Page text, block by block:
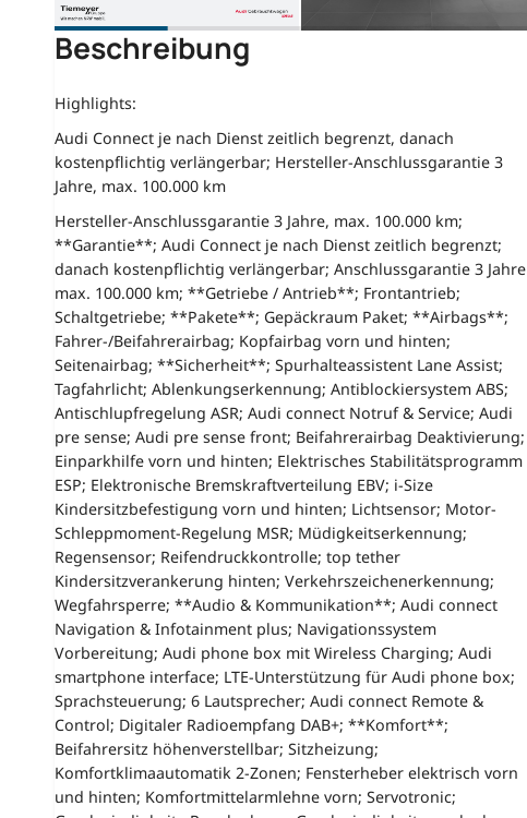
Beschreibung
Highlights:
Audi Connect je nach Dienst zeitlich begrenzt, danach
kostenpflichtig verlängerbar; Hersteller-Anschlussgarantie 3
Jahre, max. 100.000 km
Hersteller-Anschlussgarantie 3 Jahre, max. 100.000 km;
**Garantie**; Audi Connect je nach Dienst zeitlich begrenzt;
danach kostenpflichtig verlängerbar; Anschlussgarantie 3 Jahre
max. 100.000 km; **Getriebe / Antrieb**; Frontantrieb;
Schaltgetriebe; **Pakete**; Gepäckraum Paket; **Airbags**;
Fahrer-/Beifahrerairbag; Kopfairbag vorn und hinten;
Seitenairbag; **Sicherheit**; Spurhalteassistent Lane Assist;
Tagfahrlicht; Ablenkungserkennung; Antiblockiersystem ABS;
Antischlupfregelung ASR; Audi connect Notruf & Service; Audi
pre sense; Audi pre sense front; Beifahrerairbag Deaktivierung;
Einparkhilfe vorn und hinten; Elektrisches Stabilitätsprogramm
ESP; Elektronische Bremskraftverteilung EBV; i-Size
Kindersitzbefestigung vorn und hinten; Lichtsensor; Motor-
Schleppmoment-Regelung MSR; Müdigkeitserkennung;
Regensensor; Reifendruckkontrolle; top tether
Kindersitzverankerung hinten; Verkehrszeichenerkennung;
Wegfahrsperre; **Audio & Kommunikation**; Audi connect
Navigation & Infotainment plus; Navigationssystem
Vorbereitung; Audi phone box mit Wireless Charging; Audi
smartphone interface; LTE-Unterstützung für Audi phone box;
Sprachsteuerung; 6 Lautsprecher; Audi connect Remote &
Control; Digitaler Radioempfang DAB+; **Komfort**;
Beifahrersitz höhenverstellbar; Sitzheizung;
Komfortklimaautomatik 2-Zonen; Fensterheber elektrisch vorn
und hinten; Komfortmittelarmlehne vorn; Servotronic;